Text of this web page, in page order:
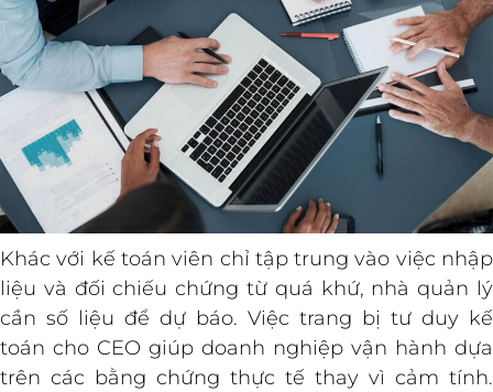
Khác với kế toán viên chỉ tập trung vào việc nhập
liệu và đối chiếu chứng từ quá khứ, nhà quản lý
cần số liệu để dự báo. Việc trang bị tư duy kế
toán cho CEO giúp doanh nghiệp vận hành dựa
trên các bằng chứng thực tế thay vì cảm tính.